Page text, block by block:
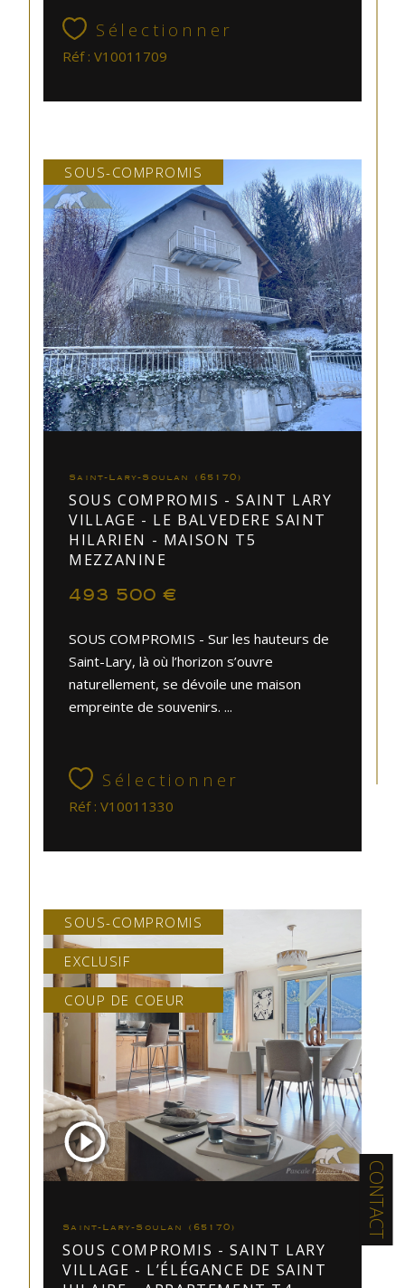
CONTACT
Sélectionner
Réf : V10011709
Saint-Lary-Soulan (65170)
SOUS COMPROMIS - SAINT LARY
VILLAGE - LE BALVEDERE SAINT
HILARIEN - MAISON T5
MEZZANINE
493 500 €
SOUS COMPROMIS - Sur les hauteurs de
Saint-Lary, là où l’horizon s’ouvre
naturellement, se dévoile une maison
empreinte de souvenirs. ...
Sélectionner
Réf : V10011330
SOUS-COMPROMIS
Saint-Lary-Soulan (65170)
SOUS COMPROMIS - SAINT LARY
VILLAGE - L’ÉLÉGANCE DE SAINT
SOUS-COMPROMIS
EXCLUSIF
COUP DE COEUR